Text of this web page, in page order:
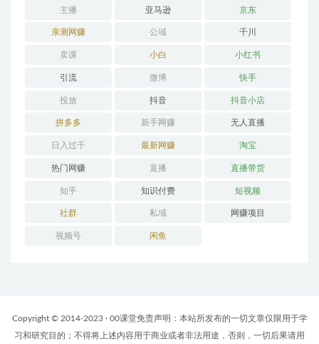
主播 亚马逊 京东
亲测网赚 公域 千川
卖课 小白 小红书
引流 微博 快手
投放 抖音 抖音小店
拼多多 新手网赚 无人直播
日入过千 最新网赚 淘宝
热门网赚 直播 直播带货
知乎 知识付费 短视频
社群 私域 网赚项目
视频号 闲鱼
Copyright © 2014-2023 · 00课堂免责声明：本站所发布的一切文章仅限用于学
习和研究目的；不得将上述内容用于商业或者非法用途，否则，一切后果请用